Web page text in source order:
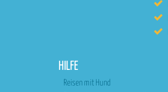
HILFE
Reisen mit Hund